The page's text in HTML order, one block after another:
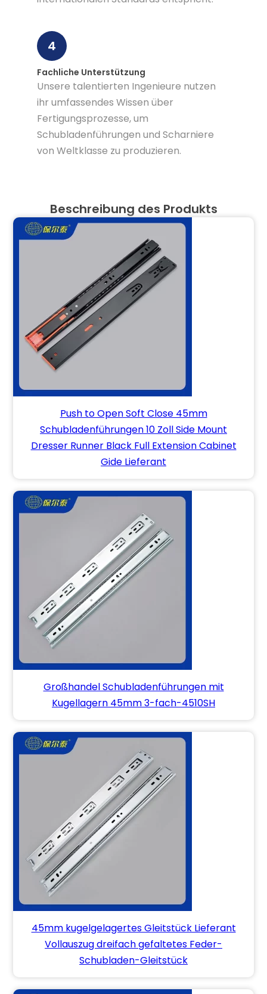
4
Fachliche Unterstützung
Unsere talentierten Ingenieure nutzen
ihr umfassendes Wissen über
Fertigungsprozesse, um
Schubladenführungen und Scharniere
von Weltklasse zu produzieren.
Beschreibung des Produkts
Push to Open Soft Close 45mm
Schubladenführungen 10 Zoll Side Mount
Dresser Runner Black Full Extension Cabinet
Gide Lieferant
Großhandel Schubladenführungen mit
Kugellagern 45mm 3-fach-4510SH
45mm kugelgelagertes Gleitstück Lieferant
Vollauszug dreifach gefaltetes Feder-
Schubladen-Gleitstück